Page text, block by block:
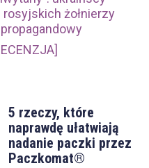
żołnierzy
5 rzeczy, które
naprawdę ułatwiają
nadanie paczki przez
Paczkomat®